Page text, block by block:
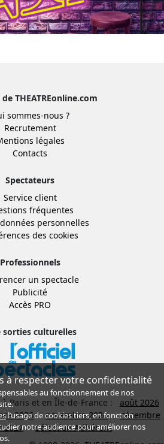
THEATREonline.com
sommes-nous ?
Recrutement
légales
Contacts
Spectateurs
Service client
fréquentes
données personnelles
des cookies
Professionnels
un spectacle
Publicité
Accès PRO
sorties culturelles
Paris et en Île-de-France :
août 2026
2026 novembre 2026
décembre
2027
Sélection Adhérent
à respecter votre confidentialité
au fonctionnement de nos
l’usage de cookies tiers, en fonction
notre audience pour améliorer nos